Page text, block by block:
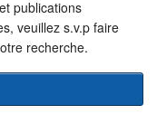
publications
veuillez s.v.p faire
recherche.